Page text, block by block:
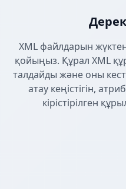
XML файлдарын
қойыңыз. Құрал XML
талдайды және оны
атау кеңістігін,
кірістірілген